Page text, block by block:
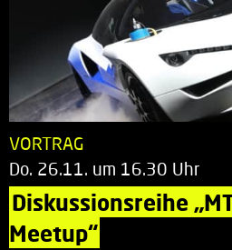
VORTRAG
Do. 26.11. um 16.30 Uhr
Diskussionsreihe
Meetup“